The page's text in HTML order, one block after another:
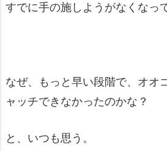
すでに手の施しようがなくなっ
なぜ、もっと早い段階で、オオ
ャッチできなかったのかな？
と、いつも思う。